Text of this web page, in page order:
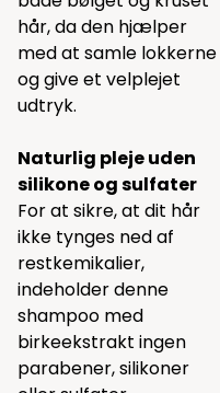
hår, da den hjælper
med at samle lokkerne
og give et velplejet
udtryk.
Naturlig pleje uden
silikone og sulfater
For at sikre, at dit hår
ikke tynges ned af
restkemikalier,
indeholder denne
shampoo med
birkeekstrakt ingen
parabener, silikoner